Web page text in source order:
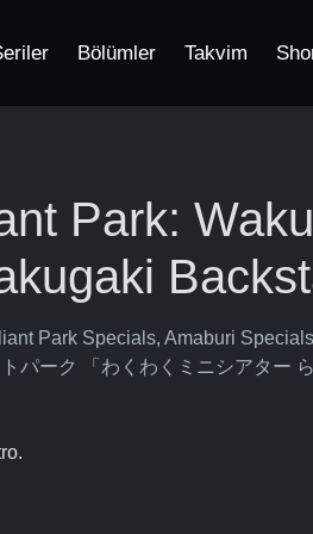
Bölümler Takvim
Park:
Park Specials, Amaburi
パーク 「わくわくミニシアター